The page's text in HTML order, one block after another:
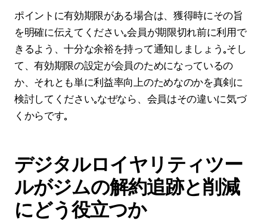
ポイントに有効期限がある場合は、獲得時にその旨
を明確に伝えてください。会員が期限切れ前に利用で
きるよう、十分な余裕を持って通知しましょう。そし
て、有効期限の設定が会員のためになっているの
か、それとも単に利益率向上のためなのかを真剣に
検討してください。なぜなら、会員はその違いに気づ
くからです。
デジタルロイヤリティツー
ルがジムの解約追跡と削減
にどう役立つか